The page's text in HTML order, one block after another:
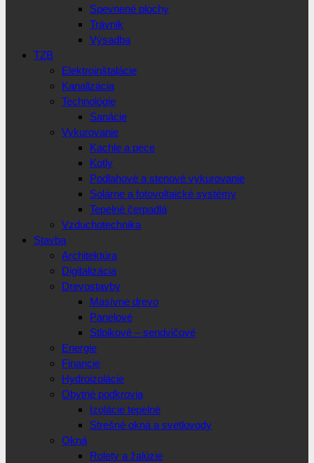
Spevnené plochy
Trávnik
Výsadba
TZB
Elektroinštalácie
Kanalizácia
Technológie
Sanácie
Vykurovanie
Kachle a pece
Kotly
Podlahové a stenové vykurovanie
Solárne a fotovoltaické systémy
Tepelné čerpadlá
Vzduchotechnika
Stavba
Architektúra
Digitalizácia
Drevostavby
Masívne drevo
Panelové
Stlpikové – sendvičové
Energie
Financie
Hydroizolácie
Obytné podkrovia
Izolácie tepelné
Strešné okná a svetlovody
Okná
Rolety a žalúzie